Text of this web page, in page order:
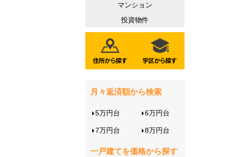
マンション
投資物件
月々返済額から検索
5万円台 6万円台
7万円台 8万円台
一戸建てを価格から探す